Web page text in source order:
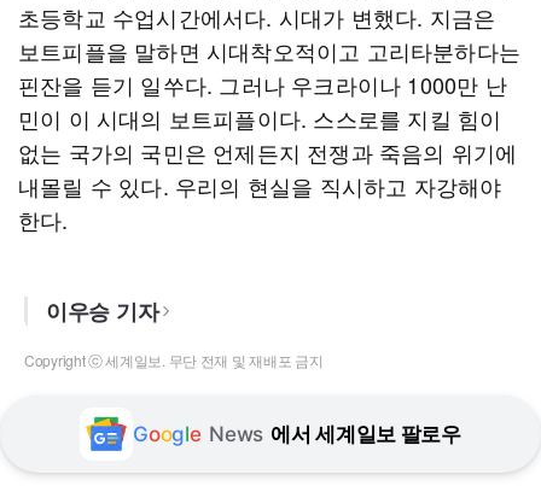
초등학교 수업시간에서다. 시대가 변했다. 지금은
보트피플을 말하면 시대착오적이고 고리타분하다는
핀잔을 듣기 일쑤다. 그러나 우크라이나 1000만 난
민이 이 시대의 보트피플이다. 스스로를 지킬 힘이
없는 국가의 국민은 언제든지 전쟁과 죽음의 위기에
내몰릴 수 있다. 우리의 현실을 직시하고 자강해야
한다.
이우승 기자
Copyright ⓒ 세계일보. 무단 전재 및 재배포 금지
Google News 에서 세계일보 팔로우